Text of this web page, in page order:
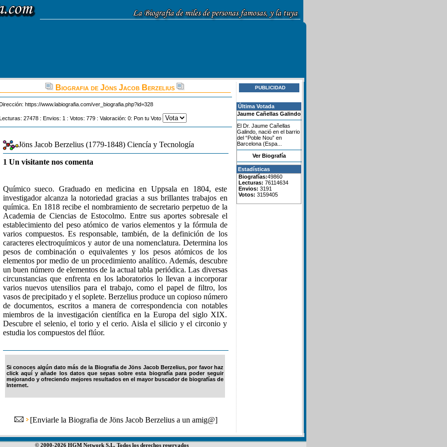
Biografia de Jöns Jacob Berzelius
https://www.labiografia.com/ver_biografia.php?id=328
27478 : Envios: 1 : Votos: 779 : Valoración: 0: Pon tu Voto
Jöns Jacob Berzelius (1779-1848) Ciencía y Tecnología
1 Un visitante nos comenta
Químico sueco. Graduado en medicina en Uppsala en 1804, este
investigador alcanza la notoriedad gracias a sus brillantes trabajos en
química. En 1818 recibe el nombramiento de secretario perpetuo de la
Academia de Ciencias de Estocolmo. Entre sus aportes sobresale el
establecimiento del peso atómico de varios elementos y la fórmula de
varios compuestos. Es responsable, también, de la definición de los
caracteres electroquímicos y autor de una nomenclatura. Determina los
pesos de combinación o equivalentes y los pesos atómicos de los
elementos por medio de un procedimiento analítico. Además, descubre
un buen número de elementos de la actual tabla periódica. Las diversas
circunstancias que enfrenta en los laboratorios lo llevan a incorporar
varios nuevos utensilios para el trabajo, como el papel de filtro, los
vasos de precipitado y el soplete. Berzelius produce un copioso número
de documentos, escritos a manera de correspondencia con notables
miembros de la investigación científica en la Europa del siglo XIX.
Descubre el selenio, el torio y el cerio. Aisla el silicio y el circonio y
estudia los compuestos del flúor.
Si conoces algún dato más de la Biografia de Jöns Jacob Berzelius, por favor haz
click aquí y añade los datos que sepas sobre esta biografía para poder seguir
mejorando y ofreciendo mejores resultados en el mayor buscador de biografías de
Internet.
[Enviarle la Biografia de Jöns Jacob Berzelius a un amig@]
PUBLICIDAD
Última Votada
Jaume Cañellas Galindo
El Dr. Jaume Cañellas
Galindo, nació en el barrio
del “Poble Nou” en
Barcelona (Espa...
Ver Biografía
Estadísticas
Biografías:49860
Lecturas: 76114634
Envios: 3191
Votos: 3159405
© 2000-2026 HGM Network S.L. Todos los derechos reservados